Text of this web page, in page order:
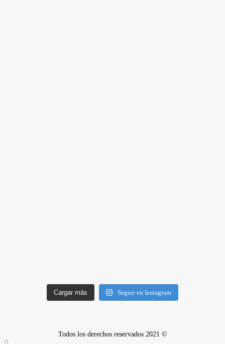
Cargar más Seguir en Instagram
Todos los derechos reservados 2021 ©